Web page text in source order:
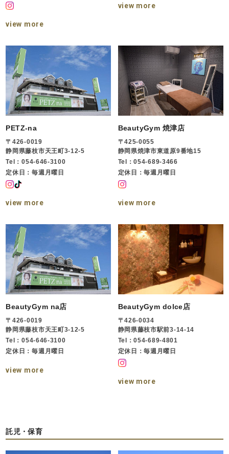
view more
view more
PETZ-na
〒426-0019
静岡県藤枝市天王町3-12-5
Tel：054-646-3100
定休日：毎週月曜日
view more
BeautyGym 焼津店
〒425-0055
静岡県焼津市東道原9番地15
Tel：054-689-3466
定休日：毎週月曜日
view more
BeautyGym na店
〒426-0019
静岡県藤枝市天王町3-12-5
Tel：054-646-3100
定休日：毎週月曜日
view more
BeautyGym dolce店
〒426-0034
静岡県藤枝市駅前3-14-14
Tel：054-689-4801
定休日：毎週月曜日
view more
託児・保育